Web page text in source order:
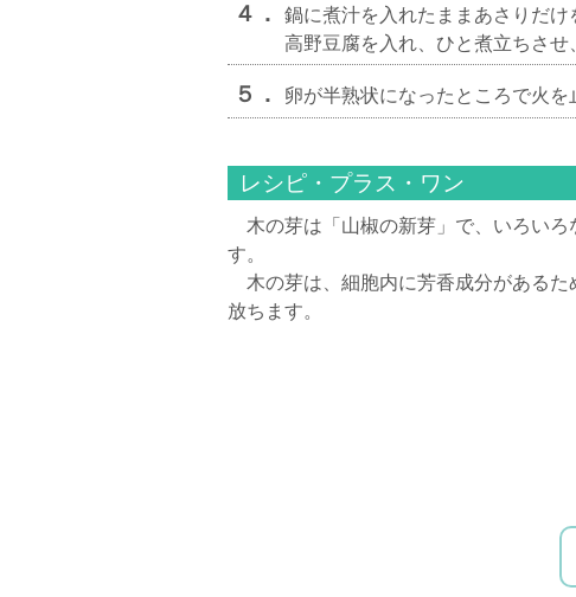
４．
鍋に煮汁を入れたままあさりだ
高野豆腐を入れ、ひと煮立ちさせ
５． 卵が半熟状になったところで火を
レシピ・プラス・ワン
木の芽は「山椒の新芽」で、いろいろ
す。
木の芽は、細胞内に芳香成分があるた
放ちます。